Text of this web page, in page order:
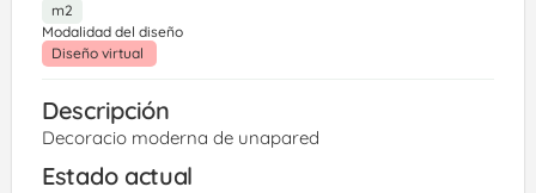
m2
Modalidad del diseño
Diseño virtual
Descripción
Decoracio moderna de unapared
Estado actual